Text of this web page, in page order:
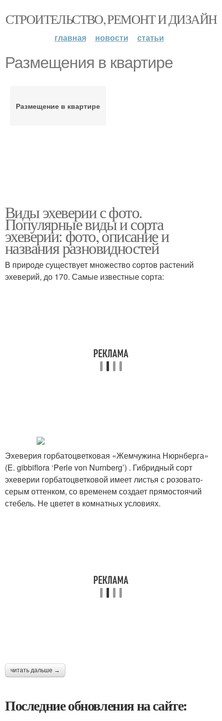
СТРОИТЕЛЬСТВО, РЕМОНТ И ДИЗАЙН
главная новости статьи
Размещения в квартире
Размещение в квартире
Виды эхеверии с фото.
Популярные виды и сорта
эхеверии: фото, описание и
названия разновидностей
В природе существует множество сортов растений
эхеверий, до 170. Самые известные сорта:
Эхеверия горбатоцветковая «Жемчужина Нюрнберга»
(E. gibbiflora ‘Perle von Nurnberg’) . Гибридный сорт
эхеверии горбатоцветковой имеет листья с розовато-
серым оттенком, со временем создает прямостоячий
стебель. Не цветет в комнатных условиях.
читать дальше →
Последние обновления на сайте: